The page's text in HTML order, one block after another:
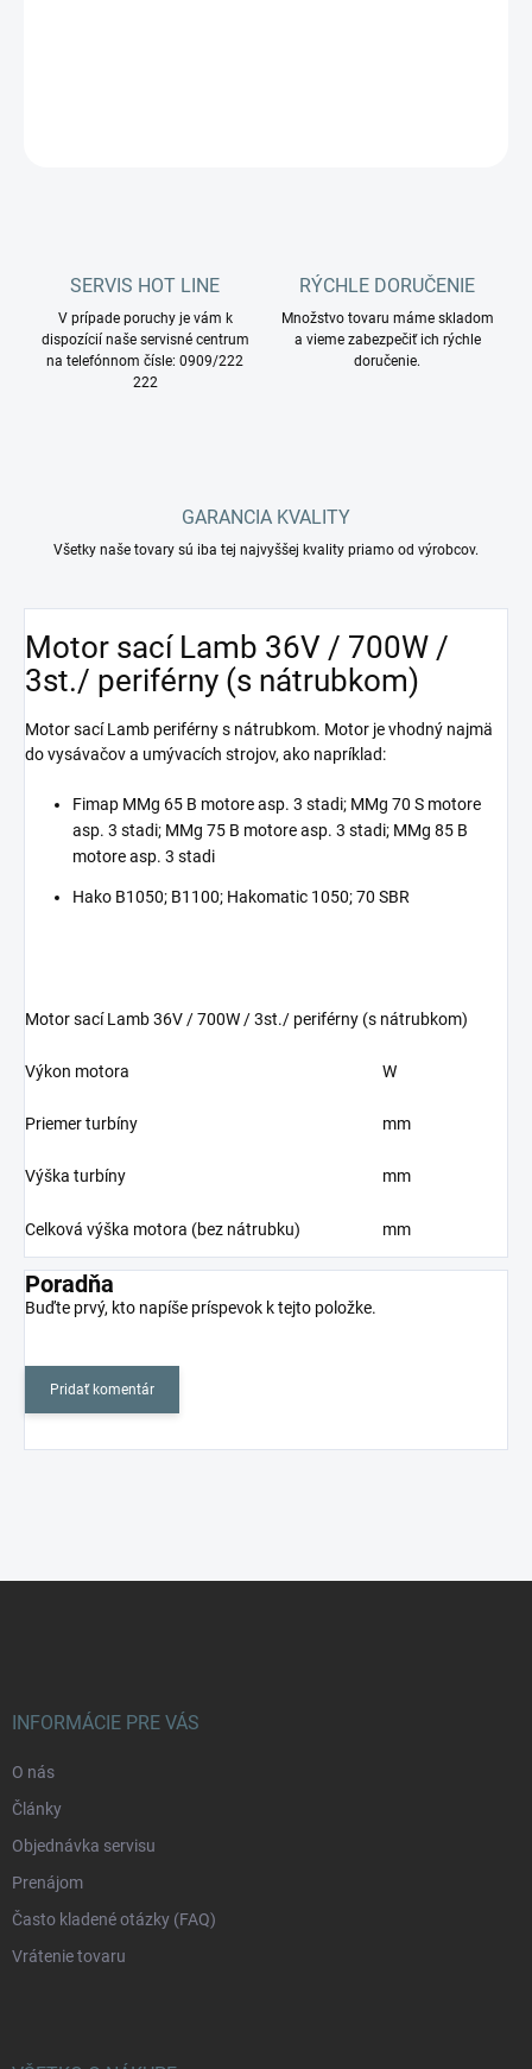
SERVIS HOT LINE
V prípade poruchy je vám k
dispozícií naše servisné centrum
na telefónnom čísle: 0909/222
222
RÝCHLE DORUČENIE
Množstvo tovaru máme skladom
a vieme zabezpečiť ich rýchle
doručenie.
GARANCIA KVALITY
Všetky naše tovary sú iba tej najvyššej kvality priamo od výrobcov.
Motor sací Lamb 36V / 700W /
3st./ periférny (s nátrubkom)
Motor sací Lamb periférny s nátrubkom. Motor je vhodný najmä
do vysávačov a umývacích strojov, ako napríklad:
Fimap MMg 65 B motore asp. 3 stadi; MMg 70 S motore
asp. 3 stadi; MMg 75 B motore asp. 3 stadi; MMg 85 B
motore asp. 3 stadi
Hako B1050; B1100; Hakomatic 1050; 70 SBR
Motor sací Lamb 36V / 700W / 3st./ periférny (s nátrubkom)
Výkon motora W
Priemer turbíny mm
Výška turbíny mm
Celková výška motora (bez nátrubku) mm
Poradňa
Buďte prvý, kto napíše príspevok k tejto položke.
Pridať komentár
INFORMÁCIE PRE VÁS
O nás
Články
Objednávka servisu
Prenájom
Často kladené otázky (FAQ)
Vrátenie tovaru